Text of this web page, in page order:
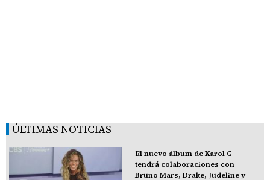
ÚLTIMAS NOTICIAS
El nuevo álbum de Karol G
tendrá colaboraciones con
Bruno Mars, Drake, Judeline y